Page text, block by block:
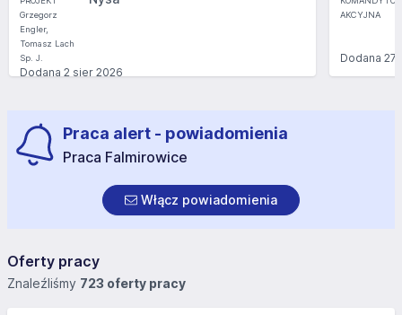
Dodana 2 sier 2026
Dodana27
Praca alert - powiadomienia
Praca Falmirowice
Włącz powiadomienia
Oferty pracy
Znaleźliśmy 723 oferty pracy